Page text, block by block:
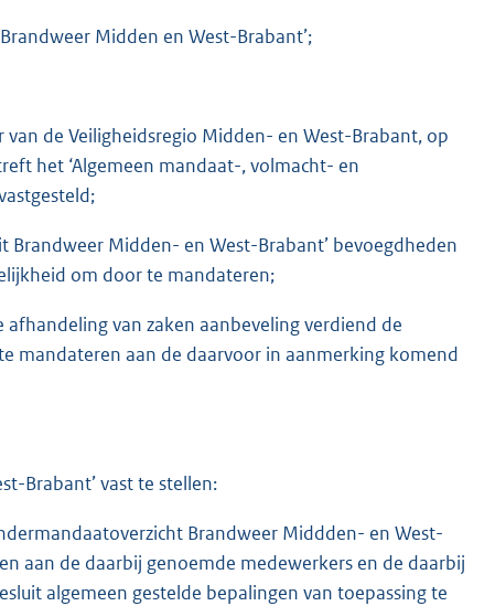
Midden en West-Brabant’;
de Veiligheidsregio Midden- en West-Brabant, op
het ‘Algemeen mandaat-, volmacht- en
Midden- en West-Brabant’ bevoegdheden
om door te mandateren;
van zaken aanbeveling verdiend de
mandateren aan de daarvoor in aanmerking komend
Brabant’ vast te stellen:
Brandweer Middden- en West-
aan de daarbij genoemde medewerkers en de daarbij
algemeen gestelde bepalingen van toepassing te